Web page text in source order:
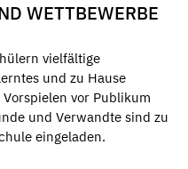
WETTBEWERBE
vielfältige
und zu Hause
vor Publikum
und Verwandte sind zu
eingeladen.